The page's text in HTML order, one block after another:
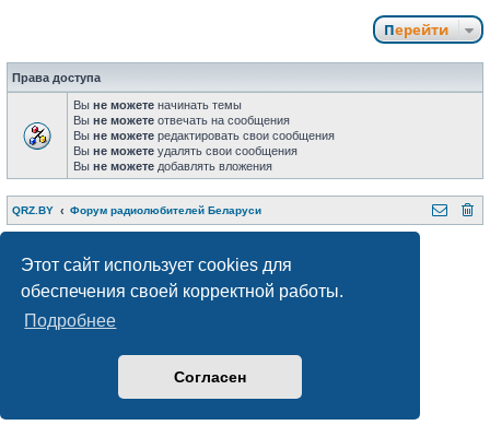
Этот сайт использует cookies для
обеспечения своей корректной работы.
Подробнее
Согласен
Перейти
Права доступа
Вы не можете начинать темы
Вы не можете отвечать на сообщения
Вы не можете редактировать свои сообщения
Вы не можете удалять свои сообщения
Вы не можете добавлять вложения
QRZ.BY Форум радиолюбителей Беларуси
Style subsilver3.3. Design by
Русская поддержка phpBB
Конфиденциальность |Правила